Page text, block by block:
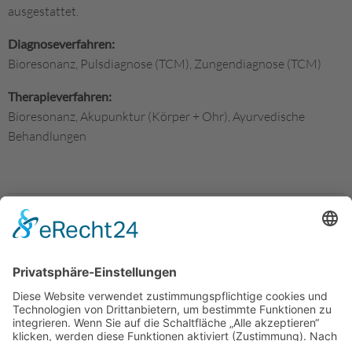
ausgestattet.
Diagnoseverfahren:
Bioresonanz, Pulsdiagnose (TCM), Zungendiagnose (TCM)
Therapieverfahren:
Bioresonanz, Akupunktur (Körper + Ohr), Ayurvedische
Behandlungen
zurück zur Übersicht